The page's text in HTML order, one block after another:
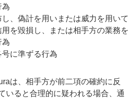
為
し、偽計を用いまたは威力を用いて
を毀損し、または相手方の業務を
為
に準ずる行為
は、相手方が前二項の確約に反
いると合理的に疑われる場合、通